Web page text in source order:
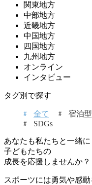
関東地方
中部地方
近畿地方
中国地方
四国地方
九州地方
オンライン
インタビュー
タグ別で探す
全て 宿泊型
SDGs
あなたも私たちと一緒に
子どもたちの
成長を応援しませんか？
スポーツには勇気や感